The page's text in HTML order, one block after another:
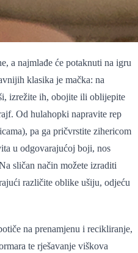
a najmlađe će potaknuti na igru
klasika je mačka: na
izrežite ih, obojite ili oblijepite
Od hulahopki napravite rep
pa ga pričvrstite zihericom
u odgovarajućoj boji, nos
sličan način možete izraditi
različite oblike ušiju, odjeću
na prenamjenu i recikliranje,
te rješavanje viškova